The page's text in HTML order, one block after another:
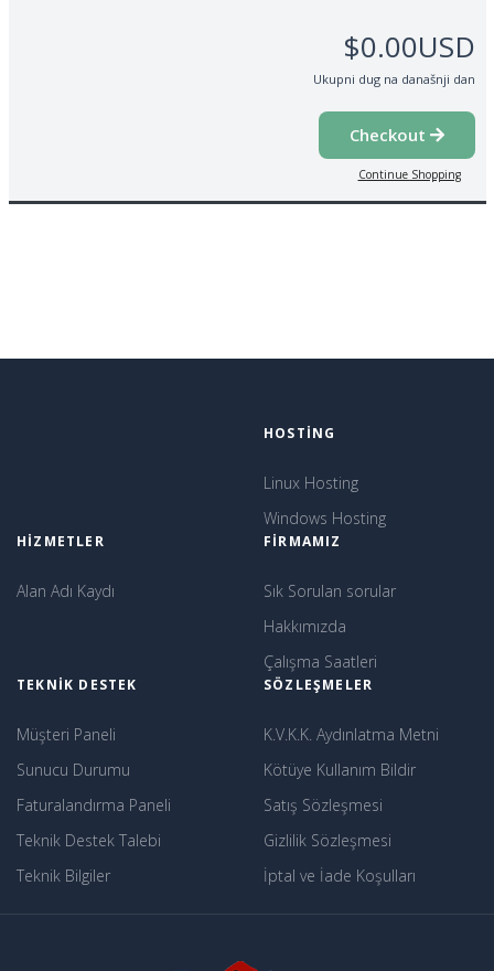
$0.00USD
Ukupni dug na današnji dan
Checkout
Continue Shopping
HOSTING
Linux Hosting
Windows Hosting
HIZMETLER
Alan Adı Kaydı
FIRMAMIZ
Sık Sorulan sorular
Hakkımızda
Çalışma Saatleri
TEKNIK DESTEK
Müşteri Paneli
Sunucu Durumu
Faturalandırma Paneli
Teknik Destek Talebi
Teknik Bilgiler
SÖZLEŞMELER
K.V.K.K. Aydınlatma Metni
Kötüye Kullanım Bildir
Satış Sözleşmesi
Gizlilik Sözleşmesi
İptal ve İade Koşulları